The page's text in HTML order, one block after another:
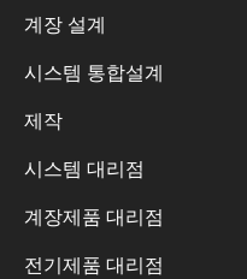
계장 설계
시스템 통합설계
제작
시스템 대리점
계장제품 대리점
전기제품 대리점